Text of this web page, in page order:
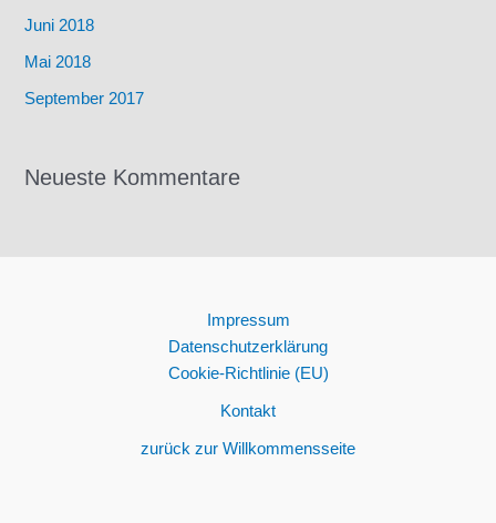
Juni 2018
Mai 2018
September 2017
Neueste Kommentare
Impressum
Datenschutzerklärung
Cookie-Richtlinie (EU)
Kontakt
zurück zur Willkommensseite